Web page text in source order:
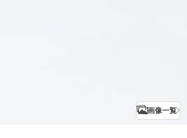
画像一覧